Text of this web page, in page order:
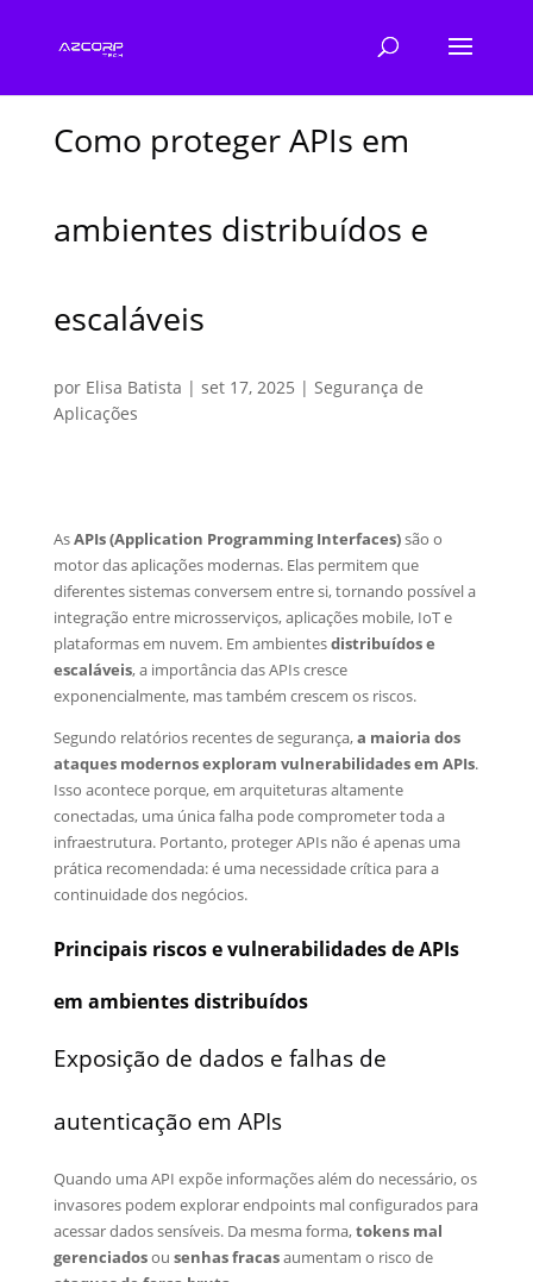
Como proteger APIs em
ambientes distribuídos e
escaláveis
por Elisa Batista | set 17, 2025 | Segurança de
Aplicações
AsAPIs (Application Programming Interfaces)são o
motor das aplicações modernas. Elas permitem que
diferentes sistemas conversem entre si, tornando possível a
integração entre microsserviços, aplicações mobile, IoT e
plataformas em nuvem. Em ambientesdistribuídos e
escaláveis, a importância das APIs cresce
exponencialmente, mas também crescem os riscos.
Segundo relatórios recentes de segurança,a maioria dos
ataques modernos exploram vulnerabilidades em APIs.
Isso acontece porque, em arquiteturas altamente
conectadas, uma única falha pode comprometer toda a
infraestrutura. Portanto, proteger APIs não é apenas uma
prática recomendada: é uma necessidade crítica para a
continuidade dos negócios.
Principais riscos e vulnerabilidades de APIs
em ambientes distribuídos
Exposição de dados e falhas de
autenticação em APIs
Quando uma API expõe informações além do necessário, os
invasores podem explorar endpoints mal configurados para
acessar dados sensíveis. Da mesma forma,tokens mal
gerenciadosou senhas fracasaumentam o risco de